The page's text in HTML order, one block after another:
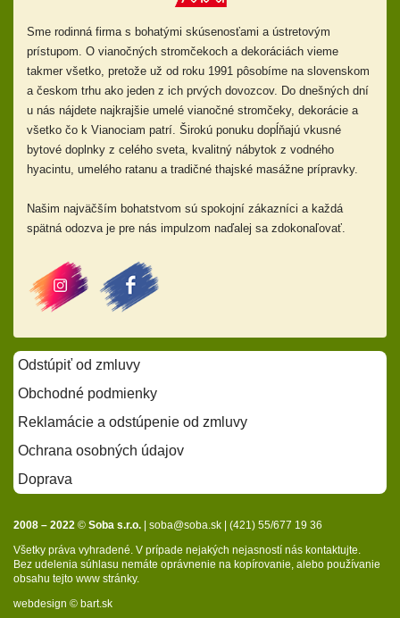
Sme rodinná firma s bohatými skúsenosťami a ústretovým
prístupom. O vianočných stromčekoch a dekoráciách vieme
takmer všetko, pretože už od roku 1991 pôsobíme na slovenskom
a českom trhu ako jeden z ich prvých dovozcov. Do dnešných dní
u nás nájdete najkrajšie umelé vianočné stromčeky, dekorácie a
všetko čo k Vianociam patrí. Širokú ponuku dopĺňajú vkusné
bytové doplnky z celého sveta, kvalitný nábytok z vodného
hyacintu, umelého ratanu a tradičné thajské masážne prípravky.
Našim najväčším bohatstvom sú spokojní zákazníci a každá
spätná odozva je pre nás impulzom naďalej sa zdokonaľovať.
Odstúpiť od zmluvy
Obchodné podmienky
Reklamácie a odstúpenie od zmluvy
Ochrana osobných údajov
Doprava
2008 – 2022 © Soba s.r.o. | soba@soba.sk | (421) 55/677 19 36
Všetky práva vyhradené. V prípade nejakých nejasností nás kontaktujte.
Bez udelenia súhlasu nemáte oprávnenie na kopírovanie, alebo používanie
obsahu tejto www stránky.
webdesign © bart.sk